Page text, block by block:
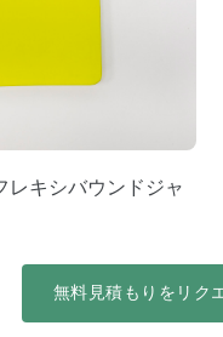
レキシバウンドジャ
無料見積もりをリク